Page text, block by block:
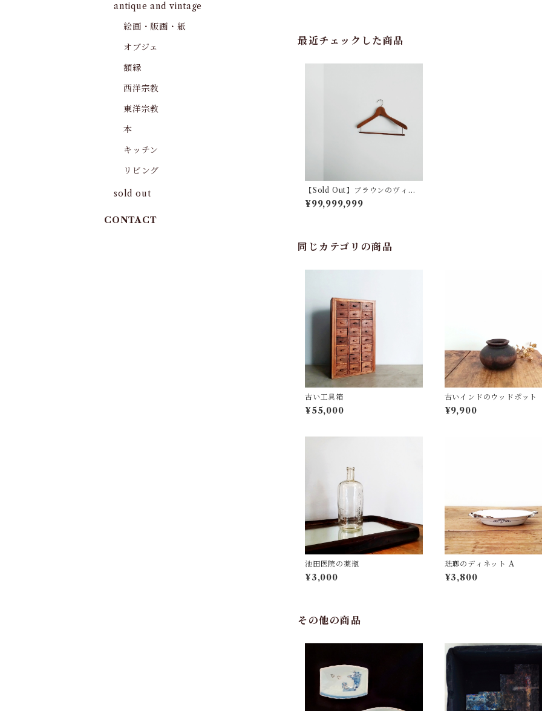
最近チェックした商品
【Sold Out】ブラウンのヴィン
テージハンガー
¥99,999,999
同じカテゴリの商品
古い工具箱
¥55,000
古いインドのウッドポット
¥9,900
池田医院の薬瓶
¥3,000
琺瑯のディネット A
¥3,800
その他の商品
antique and vintage
絵画・版画・紙
オブジェ
額縁
西洋宗教
東洋宗教
本
キッチン
リビング
sold out
CONTACT